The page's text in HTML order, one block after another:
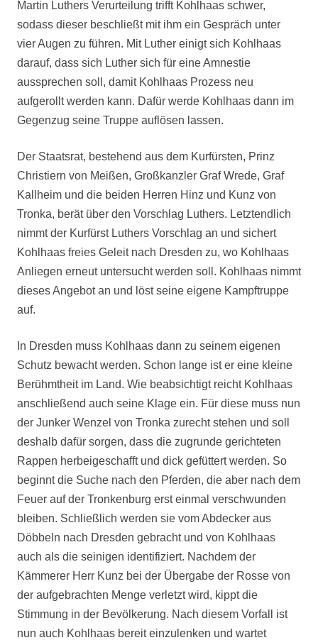
Martin Luthers Verurteilung trifft Kohlhaas schwer,
sodass dieser beschließt mit ihm ein Gespräch unter
vier Augen zu führen. Mit Luther einigt sich Kohlhaas
darauf, dass sich Luther sich für eine Amnestie
aussprechen soll, damit Kohlhaas Prozess neu
aufgerollt werden kann. Dafür werde Kohlhaas dann im
Gegenzug seine Truppe auflösen lassen.
Der Staatsrat, bestehend aus dem Kurfürsten, Prinz
Christiern von Meißen, Großkanzler Graf Wrede, Graf
Kallheim und die beiden Herren Hinz und Kunz von
Tronka, berät über den Vorschlag Luthers. Letztendlich
nimmt der Kurfürst Luthers Vorschlag an und sichert
Kohlhaas freies Geleit nach Dresden zu, wo Kohlhaas
Anliegen erneut untersucht werden soll. Kohlhaas nimmt
dieses Angebot an und löst seine eigene Kampftruppe
auf.
In Dresden muss Kohlhaas dann zu seinem eigenen
Schutz bewacht werden. Schon lange ist er eine kleine
Berühmtheit im Land. Wie beabsichtigt reicht Kohlhaas
anschließend auch seine Klage ein. Für diese muss nun
der Junker Wenzel von Tronka zurecht stehen und soll
deshalb dafür sorgen, dass die zugrunde gerichteten
Rappen herbeigeschafft und dick gefüttert werden. So
beginnt die Suche nach den Pferden, die aber nach dem
Feuer auf der Tronkenburg erst einmal verschwunden
bleiben. Schließlich werden sie vom Abdecker aus
Döbbeln nach Dresden gebracht und von Kohlhaas
auch als die seinigen identifiziert. Nachdem der
Kämmerer Herr Kunz bei der Übergabe der Rosse von
der aufgebrachten Menge verletzt wird, kippt die
Stimmung in der Bevölkerung. Nach diesem Vorfall ist
nun auch Kohlhaas bereit einzulenken und wartet